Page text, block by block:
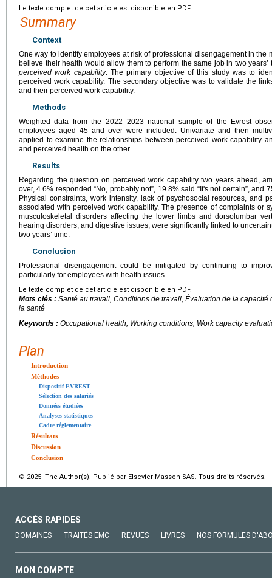
Le texte complet de cet article est disponible en PDF.
Summary
Context
One way to identify employees at risk of professional disengagement in the
believe their health would allow them to perform the same job in two
perceived work capability. The primary objective of this study was to
perceived work capability. The secondary objective was to validate the
and their perceived work capability.
Methods
Weighted data from the 2022–2023 national sample of the Evrest
employees aged 45 and over were included. Univariate and then
applied to examine the relationships between perceived work capability
and perceived health on the other.
Results
Regarding the question on perceived work capability two years ahead,
over, 4.6% responded “No, probably not”, 19.8% said “It's not certain”, and
Physical constraints, work intensity, lack of psychosocial resources, and
associated with perceived work capability. The presence of complaints or
musculoskeletal disorders affecting the lower limbs and dorsolumbar
hearing disorders, and digestive issues, were significantly linked to
two years’ time.
Conclusion
Professional disengagement could be mitigated by continuing to
particularly for employees with health issues.
Le texte complet de cet article est disponible en PDF.
Mots clés : Santé au travail, Conditions de travail, Évaluation de la capacité
la santé
Keywords : Occupational health, Working conditions, Work capacity
Plan
Introduction
Méthodes
Dispositif EVREST
Sélection des salariés
Données étudiées
Analyses statistiques
Cadre réglementaire
Résultats
Discussion
Conclusion
© 2025 The Author(s). Publié par Elsevier Masson SAS. Tous droits réservés.
ACCÈS RAPIDES
DOMAINES TRAITÉS EMC REVUES LIVRES NOS FORMULES
MON COMPTE